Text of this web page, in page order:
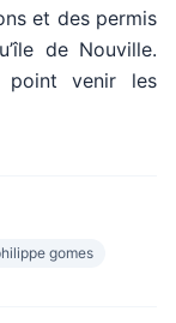
et des permis
de Nouville.
venir les
gomes